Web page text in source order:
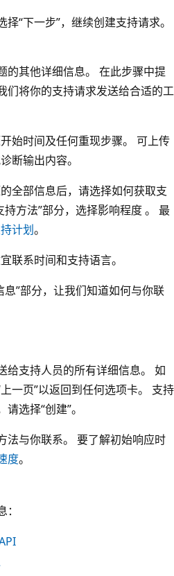
“下一步”，继续创建支持请求。
的其他详细信息。 在此步骤中提
们将你的支持请求发送给合适的工
始时间及任何重现步骤。 可上传
断输出内容。
全部信息后，请选择如何获取支
持方法”部分，选择影响程度 。 最
计划。
联系时间和支持语言。
”部分，让我们知道如何与你联
给支持人员的所有详细信息。 如
一页”以返回到任何选项卡。 支持
选择“创建”。
法与你联系。 要了解初始响应时
度。